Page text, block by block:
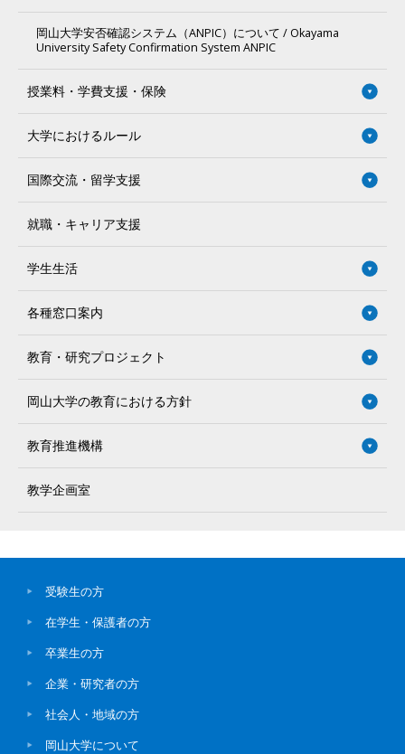
岡山大学安否確認システム（ANPIC）について / Okayama
University Safety Confirmation System ANPIC
授業料・学費支援・保険
大学におけるルール
国際交流・留学支援
就職・キャリア支援
学生生活
各種窓口案内
教育・研究プロジェクト
岡山大学の教育における方針
教育推進機構
教学企画室
受験生の方
在学生・保護者の方
卒業生の方
企業・研究者の方
社会人・地域の方
岡山大学について